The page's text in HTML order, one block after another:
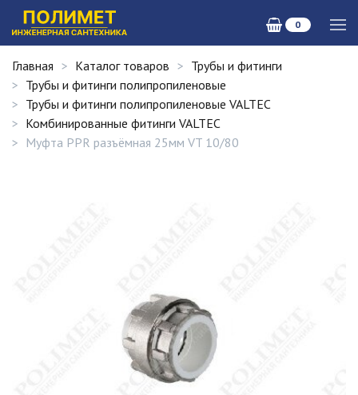
0
Главная Каталог товаров
Трубы и фитинги
Трубы и фитинги полипропиленовые
Трубы и фитинги полипропиленовые VALTEC
Комбинированные фитинги VALTEC
Муфта PPR разъёмная 25мм VT 10/80